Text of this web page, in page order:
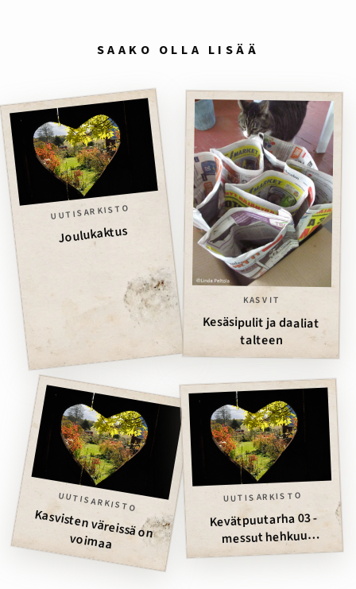
SAAKO OLLA LISÄÄ
UUTISARKISTO
Joulukaktus
KASVIT
Kesäsipulit ja daaliat
talteen
UUTISARKISTO
Kasvisten väreissä on
voim
aa
UUTISARKISTO
Kevätpuutarha 03 -
messut hehkuu
sateenkaaren väreissä